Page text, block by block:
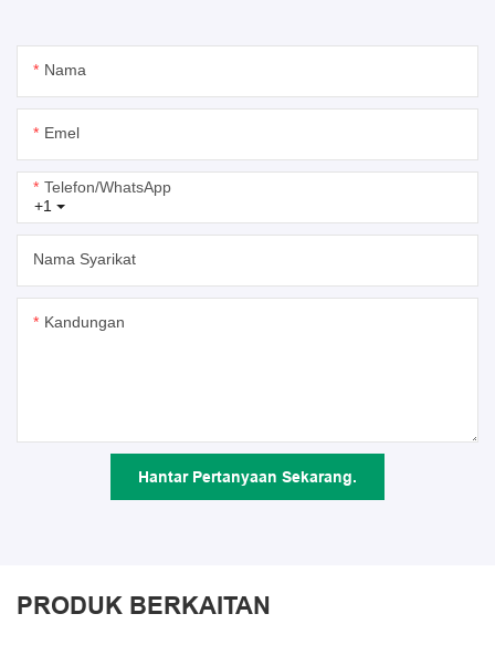
Nama
Emel
+1
Telefon/whatsApp
Nama Syarikat
Kandungan
Hantar Pertanyaan Sekarang.
PRODUK BERKAITAN